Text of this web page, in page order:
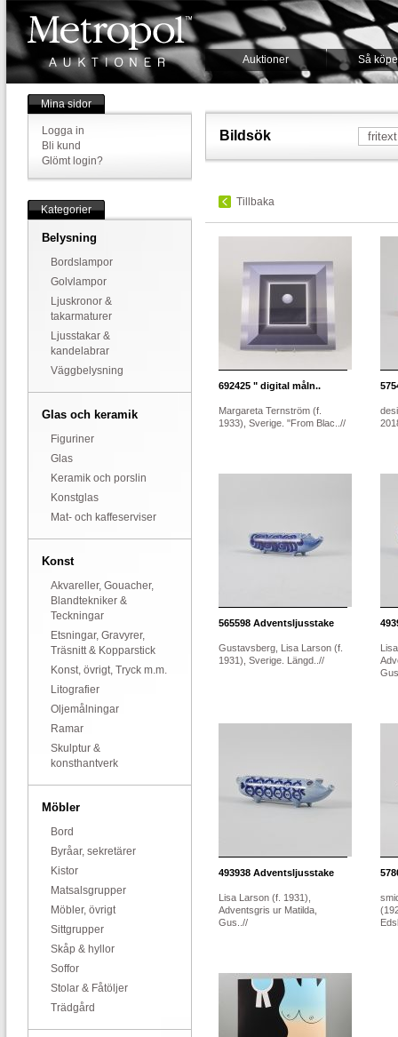
Auktioner Så
Mina sidor
Logga in
Bli kund
Glömt login?
Kategorier
Belysning
Bordslampor
Golvlampor
Ljuskronor &
takarmaturer
Ljusstakar &
kandelabrar
Väggbelysning
Glas och keramik
Figuriner
Glas
Keramik och porslin
Konstglas
Mat- och kaffeserviser
Konst
Akvareller, Gouacher,
Blandtekniker &
Teckningar
Etsningar, Gravyrer,
Träsnitt & Kopparstick
Konst, övrigt, Tryck m.m.
Litografier
Oljemålningar
Ramar
Skulptur &
konsthantverk
Möbler
Bord
Byråar, sekretärer
Kistor
Matsalsgrupper
Möbler, övrigt
Sittgrupper
Skåp & hyllor
Soffor
Stolar & Fåtöljer
Trädgård
Bildsök
Tillbaka
692425 " digital måln..
Margareta Ternström (f.
1933), Sverige. "From Blac..//
565598 Adventsljusstake
Gustavsberg, Lisa Larson (f.
1931), Sverige. Längd..//
493938 Adventsljusstake
Lisa Larson (f. 1931),
Adventsgris ur Matilda,
Gus..//